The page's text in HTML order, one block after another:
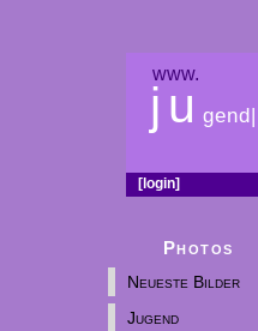
www.
ju gend|
[login]
Photos
Neueste Bilder
Jugend